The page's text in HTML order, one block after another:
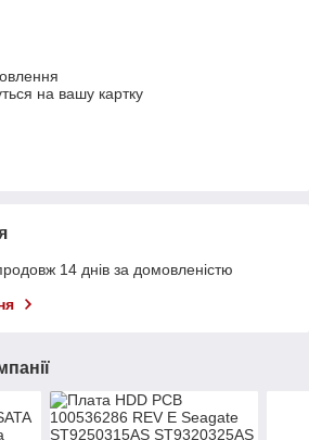
на вашу картку
14 днів за домовленістю